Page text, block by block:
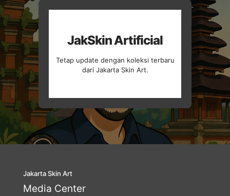
JakSkin Artificial
Tetap update dengan koleksi terbaru
dari Jakarta Skin Art.
Jakarta Skin Art
Media Center